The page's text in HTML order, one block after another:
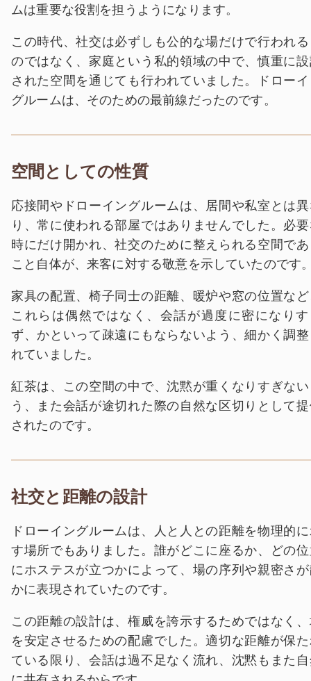
ムは重要な役割を担うようになります。
この時代、社交は必ずしも公的な場だけで行われ
のではなく、家庭という私的領域の中で、慎重に
された空間を通じても行われていました。ドロー
グルームは、そのための最前線だったのです。
空間としての性質
応接間やドローイングルームは、居間や私室とは
り、常に使われる部屋ではありませんでした。必
時にだけ開かれ、社交のために整えられる空間で
こと自体が、来客に対する敬意を示していたのです
家具の配置、椅子同士の距離、暖炉や窓の位置な
これらは偶然ではなく、会話が過度に密になり
ず、かといって疎遠にもならないよう、細かく調
れていました。
紅茶は、この空間の中で、沈黙が重くなりすぎな
う、また会話が途切れた際の自然な区切りとして
されたのです。
社交と距離の設計
ドローイングルームは、人と人との距離を物理的
す場所でもありました。誰がどこに座るか、どの
にホステスが立つかによって、場の序列や親密さ
かに表現されていたのです。
この距離の設計は、権威を誇示するためではなく
を安定させるための配慮でした。適切な距離が保
ている限り、会話は過不足なく流れ、沈黙もまた